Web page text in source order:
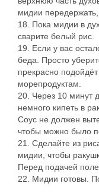
мидии передержать,
18. Пока мидии в
сварите белый рис.
19. Если у вас
беда. Просто
прекрасно
морепродуктам.
20. Через 10 минут
немного кипеть в
Соус не должен
чтобы можно было
21. Сделайте из
мидии, чтобы
Перед подачей
22. Мидии готовы.